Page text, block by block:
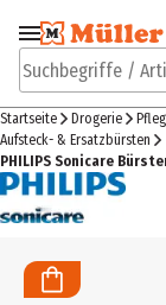
Zur Navigation
springen
Suchbegriffe /
Startseite Drogerie
Aufsteck- & Ersatzbürsten
PHILIPS Sonicare